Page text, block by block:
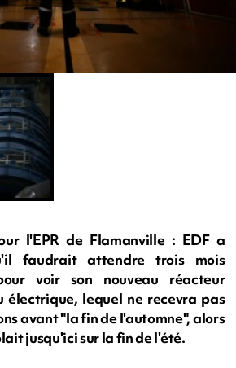
l'EPR de Flamanville : EDF a
faudrait attendre trois mois
voir son nouveau réacteur
électrique, lequel ne recevra pas
avant "la fin de l'automne", alors
jusqu'ici sur la fin de l'été.